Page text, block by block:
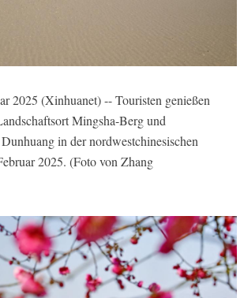
2025 (Xinhuanet) -- Touristen genießen
Mingsha-Berg und
in der nordwestchinesischen
2025. (Foto von Zhang